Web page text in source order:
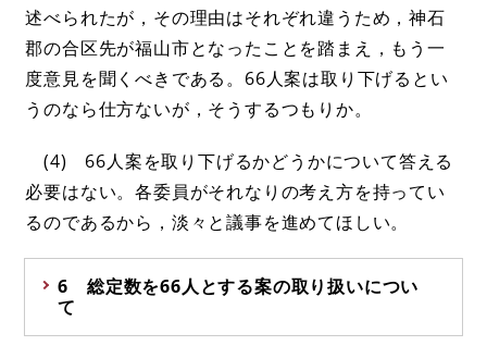
述べられたが，その理由はそれぞれ違うため，神石
郡の合区先が福山市となったことを踏まえ，もう一
度意見を聞くべきである。66人案は取り下げるとい
うのなら仕方ないが，そうするつもりか。
(4) 66人案を取り下げるかどうかについて答える
必要はない。各委員がそれなりの考え方を持ってい
るのであるから，淡々と議事を進めてほしい。
6 総定数を66人とする案の取り扱いについ
て